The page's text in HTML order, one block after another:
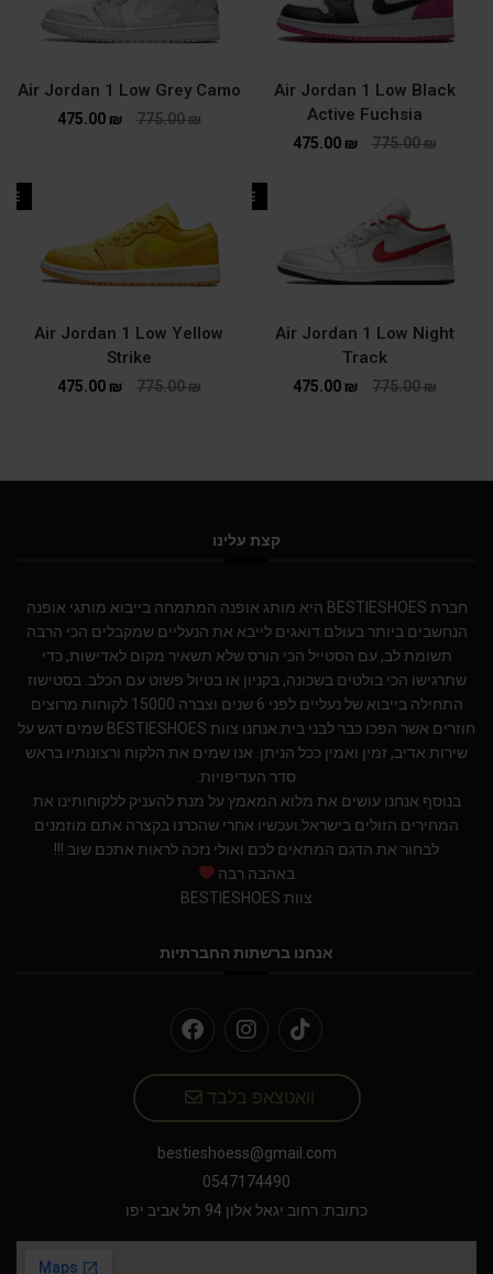
Air Jordan 1 Low Black
Active Fuchsia
775.00₪
475.00 ₪
Air Jordan 1 Low Grey Camo
775.00₪
475.00 ₪
SALE
Air Jordan 1 Low Night
Track
775.00₪
475.00 ₪
Air Jordan 1 Low Yellow
Strike
775.00₪
475.00 ₪
קצת עלינו
חברת BESTIESHOES היא מותג אופנה המתמחה בייבוא מותגי אופנה
הנחשבים ביותר בעולם.דואגים לייבא את הנעליים שמקבלים הכי הרבה
תשומת לב, עם הסטייל הכי הורס שלא תשאיר מקום לאדישות, כדי
שתרגישו הכי בולטים בשכונה, בקניון או בטיול פשוט עם הכלב. בסטישוז
התחילה בייבוא של נעליים לפני 6 שנים וצברה 15000 לקוחות מרוצים
חוזרים אשר הפכו כבר לבני בית.אנחנו צוות BESTIESHOES שמים דגש על
שירות אדיב, זמין ואמין ככל הניתן. אנו שמים את הלקוח ורצונותיו בראש
סדר העדיפויות.
בנוסף אנחנו עושים את מלוא המאמץ על מנת להעניק ללקוחותינו את
המחירים הזולים בישראל.ועכשיו אחרי שהכרנו בקצרה אתם מוזמנים
לבחור את הדגם המתאים לכם ואולי נזכה לראות אתכם שוב !!!
באהבה רבה
צוות BESTIESHOES
אנחנו ברשתות החברתיות
וואטצאפ בלבד
bestieshoess@gmail.com
0547174490
כתובת: רחוב יגאל אלון 94 תל אביב יפו